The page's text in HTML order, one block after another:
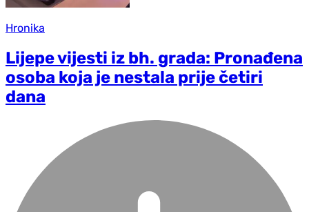
Hronika
Lijepe vijesti iz bh. grada: Pronađena
osoba koja je nestala prije četiri
dana